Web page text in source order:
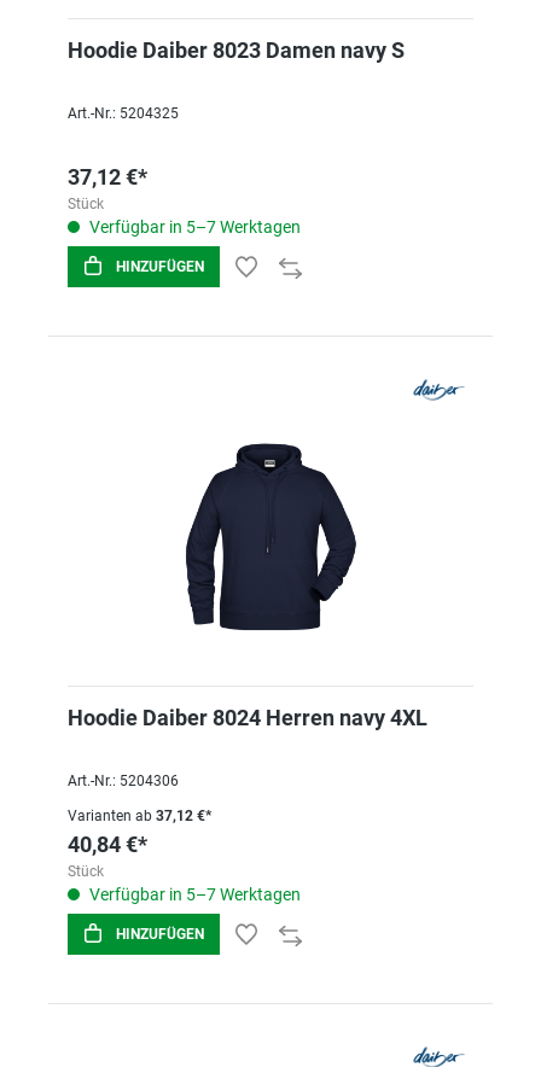
Hoodie Daiber 8023 Damen navy S
Art.-Nr.: 5204325
37,12 €*
Stück
Verfügbar in 5–7 Werktagen
HINZUFÜGEN
Hoodie Daiber 8024 Herren navy 4XL
Art.-Nr.: 5204306
Varianten ab 37,12 €*
40,84 €*
Stück
Verfügbar in 5–7 Werktagen
HINZUFÜGEN